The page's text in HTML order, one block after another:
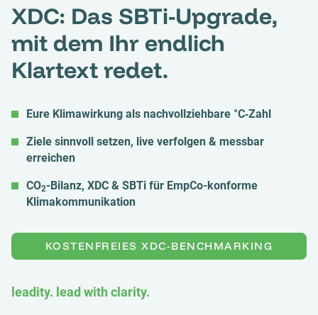
XDC: Das SBTi-Upgrade,
mit dem Ihr endlich
Klartext redet.
Eure Klimawirkung als nachvollziehbare °C‑Zahl
Ziele sinnvoll setzen, live verfolgen & messbar
erreichen
CO2-Bilanz, XDC & SBTi für EmpCo-konforme
Klimakommunikation
KOSTENFREIES XDC-BENCHMARKING
leadity. lead with clarity.